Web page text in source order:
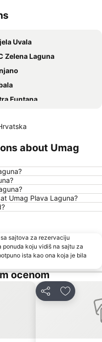
Uvala
Zelena Laguna
Funtana
Rubin
Pineda
maršala Tita
Simonov zaliv
Riviera
Zelena Laguna
zaliv
24 hours
Park Bernardin
about Umag
Umag Plava Laguna?
sajtova za rezervaciju
ponuda koju vidiš na sajtu za
ista kao ona koja je bila
ocenom
Deli Dodati u